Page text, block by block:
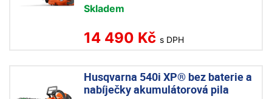
Skladem
14 490 Kč s DPH
Husqvarna 540i XP® bez baterie a
nabíječky akumulátorová pila